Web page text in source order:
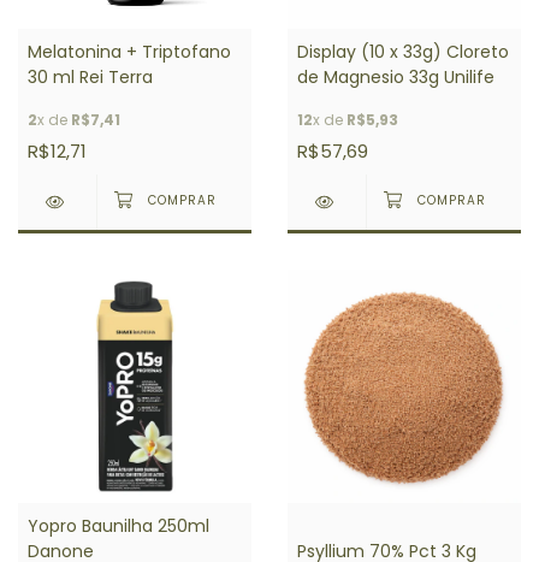
Melatonina + Triptofano
30 ml Rei Terra
2x de R$7,41
R$12,71
Display (10 x 33g) Cloreto
de Magnesio 33g Unilife
12x de R$5,93
R$57,69
Yopro Baunilha 250ml
Danone
Psyllium 70% Pct 3 Kg